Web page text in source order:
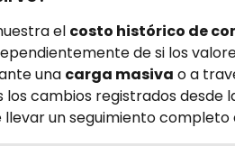
el costo histórico de
de si los
una carga masiva o a
los cambios registrados desde
un seguimiento completo